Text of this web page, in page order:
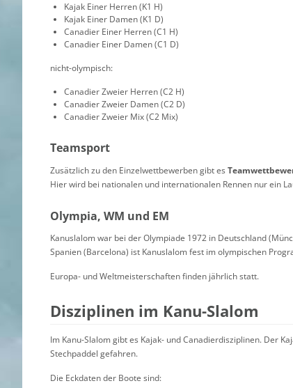
Kajak Einer Herren (K1 H)
Kajak Einer Damen (K1 D)
Canadier Einer Herren (C1 H)
Canadier Einer Damen (C1 D)
nicht-olympisch:
Canadier Zweier Herren (C2 H)
Canadier Zweier Damen (C2 D)
Canadier Zweier Mix (C2 Mix)
Teamsport
Zusätzlich zu den Einzelwettbewerben gibt es
Hier wird bei nationalen und internationalen Rennen nur ein
Olympia, WM und EM
Kanuslalom war bei der Olympiade 1972 in Deutschland
Spanien (Barcelona) ist Kanuslalom fest im olympischen
Europa- und Weltmeisterschaften finden jährlich statt.
Disziplinen im Kanu-Slalom
Im Kanu-Slalom gibt es Kajak- und Canadierdisziplinen. Der
Stechpaddel gefahren.
Die Eckdaten der Boote sind: